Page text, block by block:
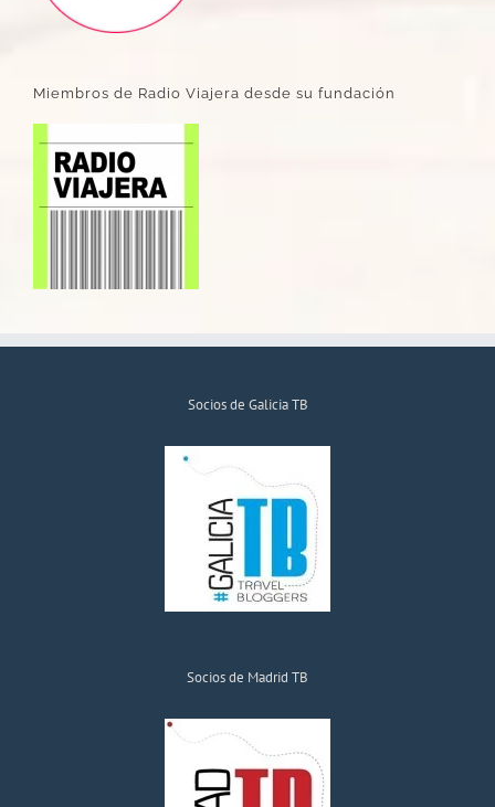
Miembros de Radio Viajera desde su fundación
Socios de Galicia TB
Socios de Madrid TB